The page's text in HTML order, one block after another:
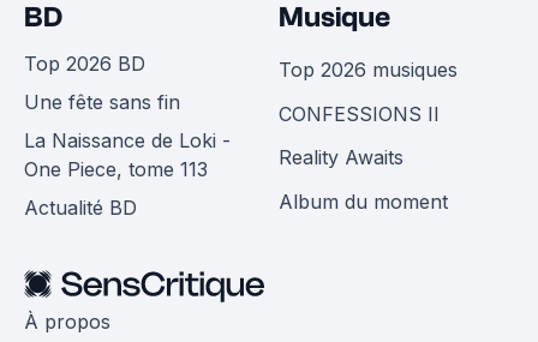
BD
Top 2026 BD
Une fête sans fin
La Naissance de Loki -
One Piece, tome 113
Actualité BD
Musique
Top 2026 musiques
CONFESSIONS II
Reality Awaits
Album du moment
À propos